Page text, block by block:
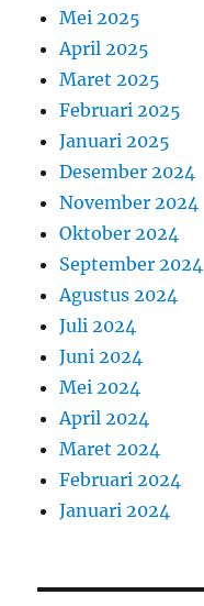
Mei 2025
April 2025
Maret 2025
Februari 2025
Januari 2025
Desember 2024
November 2024
Oktober 2024
September 2024
Agustus 2024
Juli 2024
Juni 2024
Mei 2024
April 2024
Maret 2024
Februari 2024
Januari 2024